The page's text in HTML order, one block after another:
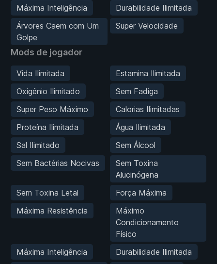
Máxima Inteligência
Durabilidade Ilimitada
Árvores Caem com Um
Golpe
Super Velocidade
Mods de jogador
Vida Ilimitada
Estamina Ilimitada
Oxigênio Ilimitado
Sem Fadiga
Super Peso Máximo
Calorias Ilimitadas
Proteína Ilimitada
Água Ilimitada
Sal Ilimitado
Sem Álcool
Sem Bactérias Nocivas
Sem Toxina
Alucinógena
Sem Toxina Letal
Força Máxima
Máxima Resistência
Máximo
Condicionamento
Físico
Máxima Inteligência
Durabilidade Ilimitada